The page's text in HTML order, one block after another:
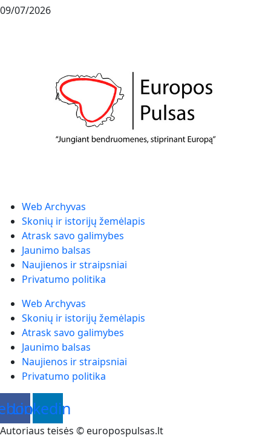
09/07/2026
Web Archyvas
Skonių ir istorijų žemėlapis
Atrask savo galimybes
Jaunimo balsas
Naujienos ir straipsniai
Privatumo politika
Web Archyvas
Skonių ir istorijų žemėlapis
Atrask savo galimybes
Jaunimo balsas
Naujienos ir straipsniai
Privatumo politika
Linkedin
Autoriaus teisės © europospulsas.lt